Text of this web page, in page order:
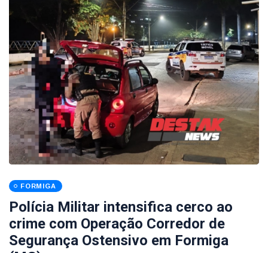
FORMIGA
Polícia Militar intensifica cerco ao
crime com Operação Corredor de
Segurança Ostensivo em Formiga